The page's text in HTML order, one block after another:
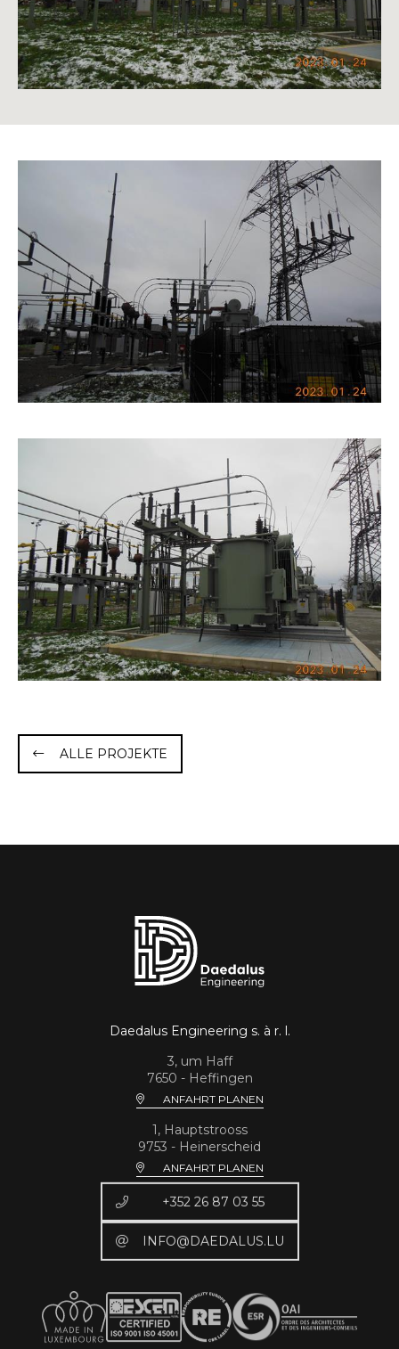
ALLE PROJEKTE
Daedalus Engineering s. à r. l.
3, um Haff
7650 - Heffingen
ANFAHRT PLANEN
1, Hauptstrooss
9753 - Heinerscheid
ANFAHRT PLANEN
+352 26 87 03 55
INFO@DAEDALUS.LU